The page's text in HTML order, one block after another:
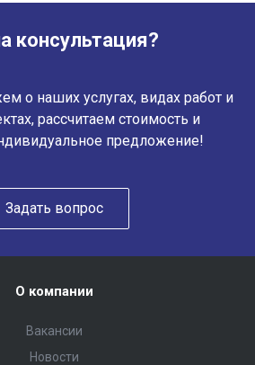
консультация?
о наших услугах, видах работ и
рассчитаем стоимость и
предложение!
Задать вопрос
О компании
Вакансии
Новости